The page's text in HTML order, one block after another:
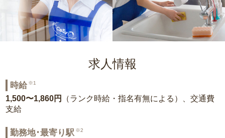
求人情報
時給 ※1
1,500〜1,860円
（ランク時給・指名有無による）、交通費
支給
勤務地･最寄り駅 ※2